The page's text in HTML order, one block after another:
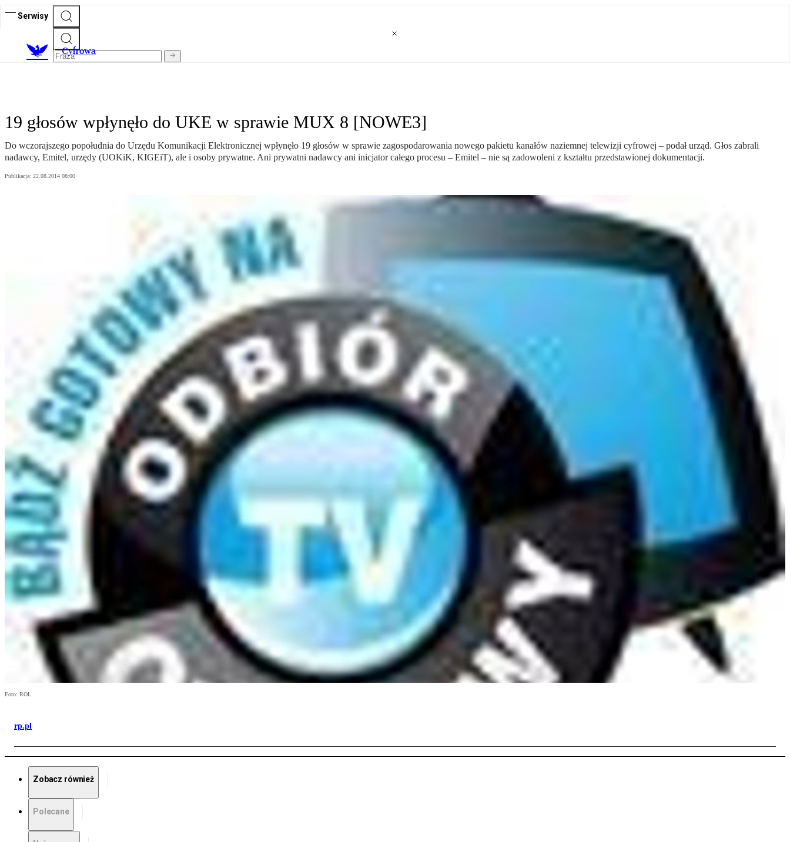
Serwisy
Cyfrowa
19 głosów wpłynęło do UKE w sprawie MUX 8 [NOWE3]
Do wczorajszego popołudnia do Urzędu Komunikacji Elektronicznej wpłynęło 19 głosów w sprawie zagospodarowania nowego pakietu kanałów naziemnej telewizji cyfrowej – podał urząd. Głos zabrali
nadawcy, Emitel, urzędy (UOKiK, KIGEiT), ale i osoby prywatne. Ani prywatni nadawcy ani inicjator całego procesu – Emitel – nie są zadowoleni z kształtu przedstawionej dokumentacji.
Publikacja: 22.08.2014 08:00
Foto: ROL
rp.pl
Zobacz również
Polecane